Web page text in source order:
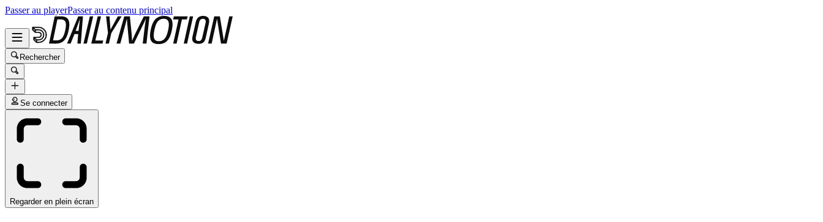
Passer au playerPasser au contenu principal
Rechercher
Se connecter
Regarder en plein écran